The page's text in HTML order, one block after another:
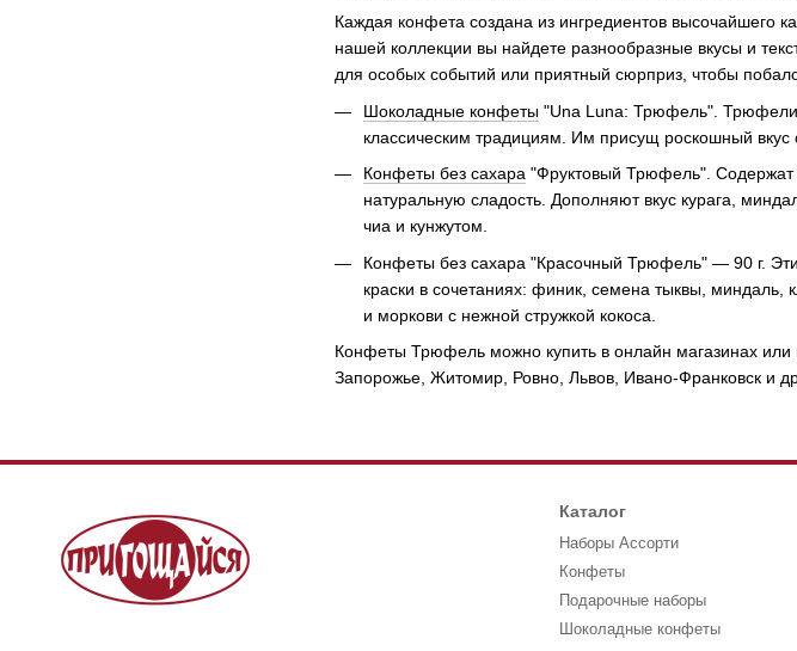
Каждая конфета создана из ингредиентов
нашей коллекции вы найдете разнообразные вкусы и
для особых событий или приятный сюрприз, чтобы
Шоколадные конфеты "Una Luna: Трюфель". Трюфели
классическим традициям. Им присущ роскошный вкус
Конфеты без сахара "Фруктовый Трюфель".
натуральную сладость. Дополняют вкус курага,
чиа и кунжутом.
Конфеты без сахара "Красочный Трюфель" — 90 г.
краски в сочетаниях: финик, семена тыквы, миндаль,
и моркови с нежной стружкой кокоса.
Конфеты Трюфель можно купить в онлайн магазинах
Запорожье, Житомир, Ровно, Львов, Ивано-Франковск и
Каталог
Наборы Ассорти
Конфеты
Подарочные наборы
Шоколадные конфеты